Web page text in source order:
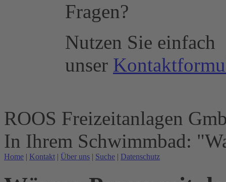
Fragen?
Nutzen Sie einfach
unser
ROOS Freizeitanlagen
In Ihrem Schwimmbad:
Home | Kontakt | Über uns | Suche | Datenschutz